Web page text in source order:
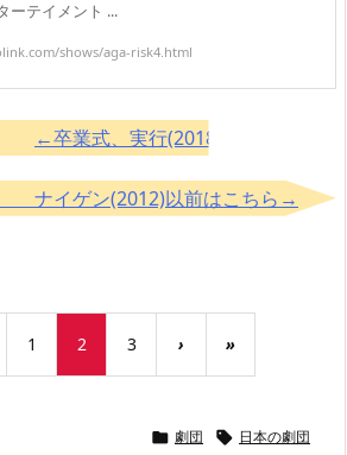
ーテイメント ...
shows/aga-risk4.html
←卒業式、実行(2018)以降はこちら
ナイゲン(2012)以前はこちら→
1 2 3 › »
 劇団  日本の劇団